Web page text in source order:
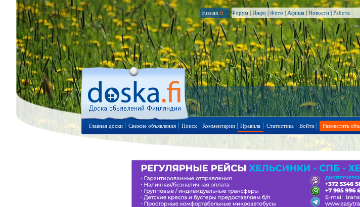
russian .fi Форум | Инфо | Фото | Афиша | Новости | Работа
Главная доски Свежие объявления Поиск Комментарии Правила Статистика Войти Разместить